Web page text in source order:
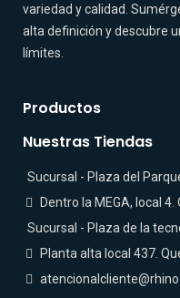
variedad y calidad.
alta definición y descubre
límites.
Productos
Nuestras Tiendas
Sucursal - Plaza del
Dentro la MEGA, local 4.
Sucursal - Plaza de la
Planta alta local 437.